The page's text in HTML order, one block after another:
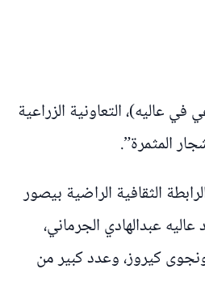
عاليه)، التعاونية الزراعية
المثمرة”.
الثقافية الراضية بيصور
عبدالهادي الجرماني،
كيروز، وعدد كبير من